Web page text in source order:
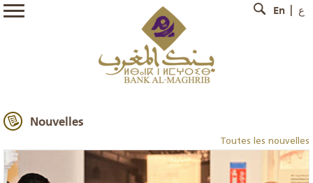
En ع
Nouvelles
Toutes les nouvelles